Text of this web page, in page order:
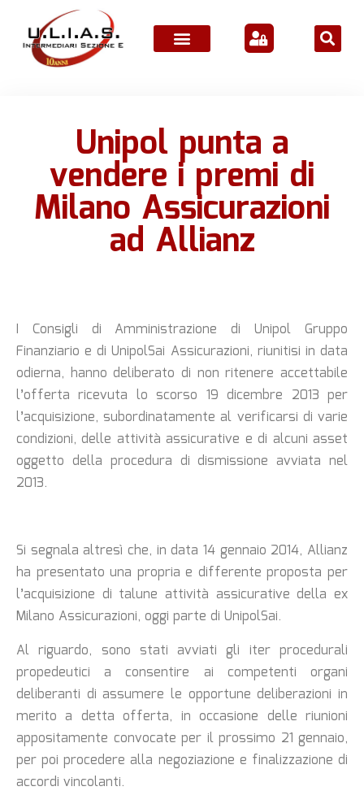
Unipol punta a
vendere i premi di
Milano Assicurazioni
ad Allianz
I Consigli di Amministrazione di Unipol Gruppo
Finanziario e di UnipolSai Assicurazioni, riunitisi in data
odierna, hanno deliberato di non ritenere accettabile
l’offerta ricevuta loscorso 19 dicembre 2013 per
l’acquisizione, subordinatamente al verificarsi di varie
condizioni, delle attività assicurative e di alcuni asset
oggetto della procedura di dismissione avviata nel
2013.
Si segnala altresì che, in data 14 gennaio 2014, Allianz
ha presentato una propria e differente proposta per
l’acquisizione di talune attività assicurative della ex
Milano Assicurazioni, oggi parte di UnipolSai.
Al riguardo, sono stati avviati gli iter procedurali
propedeutici a consentire ai competenti organi
deliberanti di assumere le opportune deliberazioni in
merito a detta offerta, in occasione delle riunioni
appositamente convocate per il prossimo 21 gennaio,
per poi procedere alla negoziazione e finalizzazione di
accordi vincolanti.